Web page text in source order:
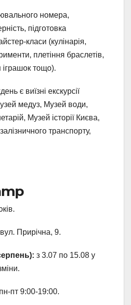
номера,
підготовка
класи (кулінарія,
плетіння браслетів,
іграшок тощо).
є виїзні екскурсії
медуз, Музей води,
Музей історії Києва,
транспорту,
Прирічна, 9.
з 3.07 по 15.08 у
пн-пт 9:00-19:00.